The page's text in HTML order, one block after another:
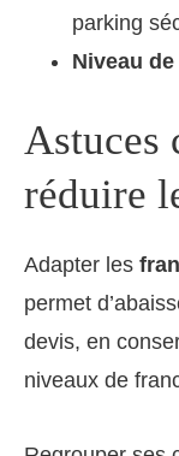
parking
Niveau
Astuces
réduire
Adapter les
permet
devis, en
niveaux de